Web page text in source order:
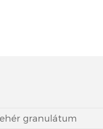
granulátum